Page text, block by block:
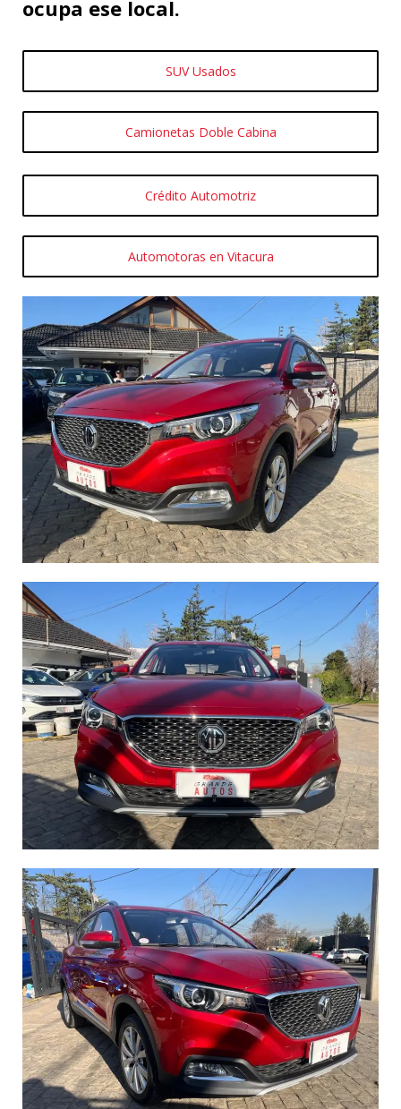
ocupa ese local.
SUV Usados
Camionetas Doble Cabina
Crédito Automotriz
Automotoras en Vitacura